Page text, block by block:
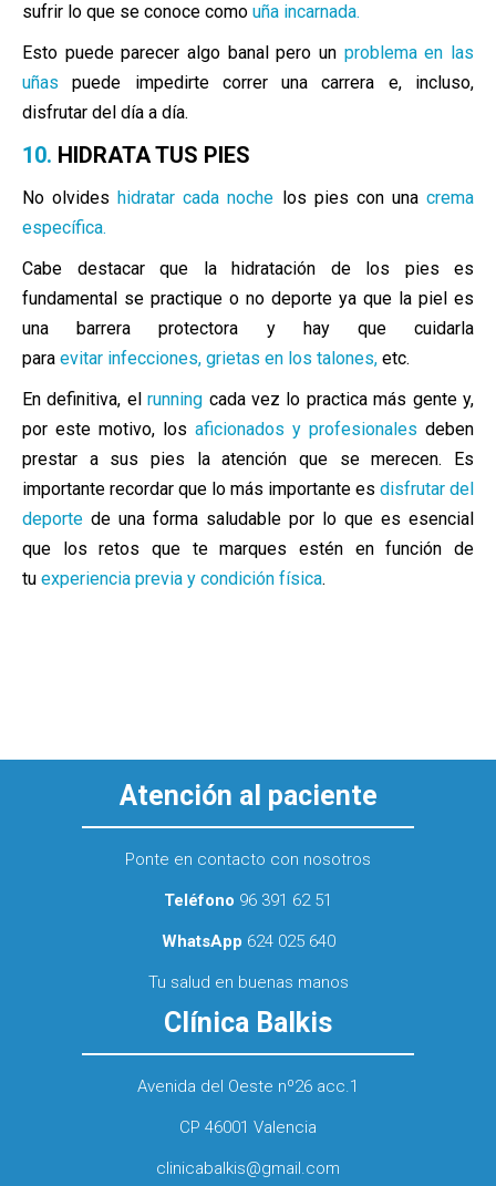
sufrir lo que se conoce como uña incarnada.
Esto puede parecer algo banal pero un problema en las
uñas puede impedirte correr una carrera e, incluso,
disfrutar del día a día.
10. HIDRATA TUS PIES
No olvideshidratar cada noche los pies con unacrema
específica.
Cabe destacar que la hidratación de los pies es
fundamental se practique o no deporte ya que la piel es
una barrera protectora y hay que cuidarla
para evitar infecciones, grietas en los talones, etc.
En definitiva, elrunning cada vez lo practica más gente y,
por este motivo, los aficionados y profesionales deben
prestar a sus pies la atención que se merecen. Es
importante recordar que lo más importante es disfrutar del
deporte de una forma saludable por lo que es esencial
que los retos que te marques estén en función de
tu experiencia previa y condición física.
Atención al paciente
Ponte en contacto con nosotros
Teléfono 96 391 62 51
WhatsApp 624 025 640
Tu salud en buenas manos
Clínica Balkis
Avenida del Oeste nº26 acc.1
CP 46001 Valencia
clinicabalkis@gmail.com